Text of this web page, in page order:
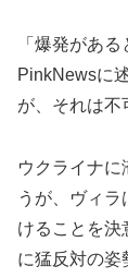
「爆発があ
PinkNewsに
が、それは不
ウクライナ
うが、ヴィ
けることを決
に猛反対の姿